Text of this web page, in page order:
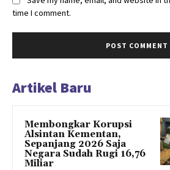
time I comment.
Artikel Baru
Membongkar Korupsi
Alsintan Kementan,
Sepanjang 2026 Saja
Negara Sudah Rugi 16,76
Miliar